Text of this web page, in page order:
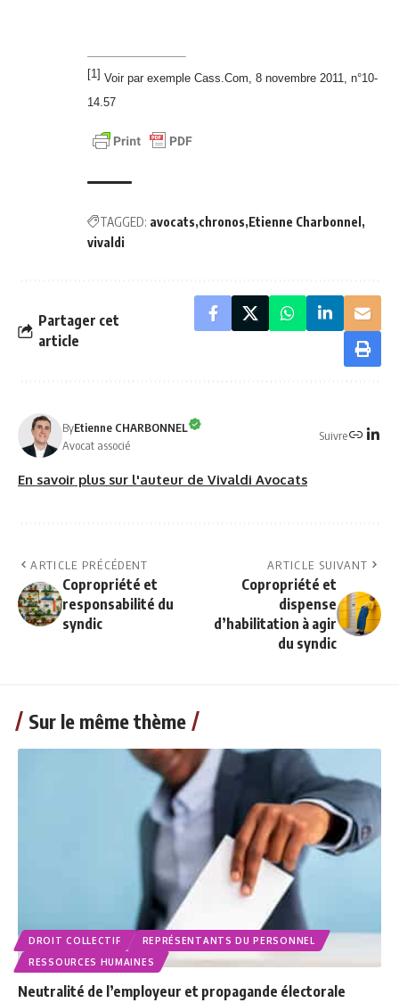
[1] Voir par exemple Cass.Com, 8 novembre 2011, n°10-
14.57
TAGGED: avocats chronos Etienne Charbonnel
vivaldi
Partager cet
article
ByEtienne CHARBONNEL
Avocat associé
Suivre
En savoir plus sur l'auteur de Vivaldi Avocats
ARTICLE PRÉCÉDENT
Copropriété et
responsabilité du
syndic
ARTICLE SUIVANT
Copropriété et
dispense
d’habilitation à agir
du syndic
Sur le même thème
DROIT COLLECTIF
REPRÉSENTANTS DU PERSONNEL
RESSOURCES HUMAINES
Neutralité de l’employeur et propagande électorale